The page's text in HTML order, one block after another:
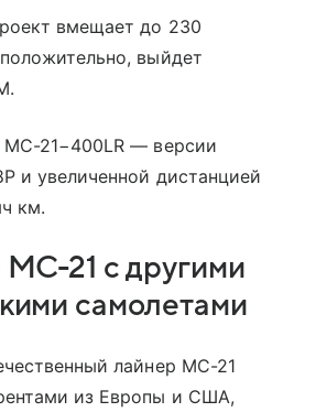
вмещает до 230
выйдет
21−400LR — версии
и увеличенной дистанцией
км.
21 с другими
самолетами
лайнер МС-21
из Европы и США,